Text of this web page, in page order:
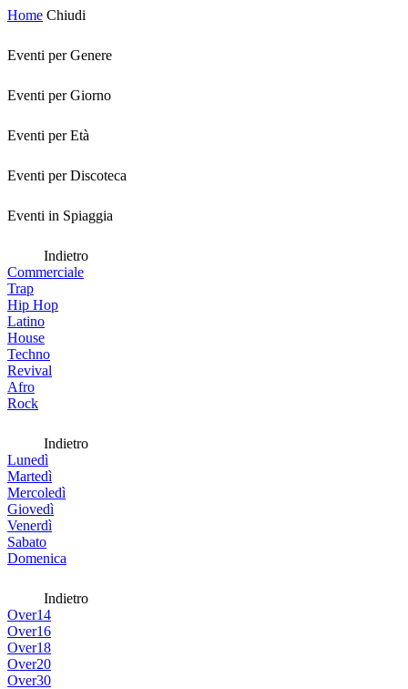
Home Chiudi
Eventi per Genere
Eventi per Giorno
Eventi per Età
Eventi per Discoteca
Eventi in Spiaggia
Indietro
Commerciale
Trap
Hip Hop
Latino
House
Techno
Revival
Afro
Rock
Indietro
Lunedì
Martedì
Mercoledì
Giovedì
Venerdì
Sabato
Domenica
Indietro
Over14
Over16
Over18
Over20
Over30